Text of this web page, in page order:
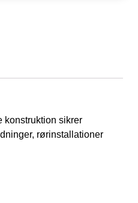
konstruktion sikrer
rørinstallationer